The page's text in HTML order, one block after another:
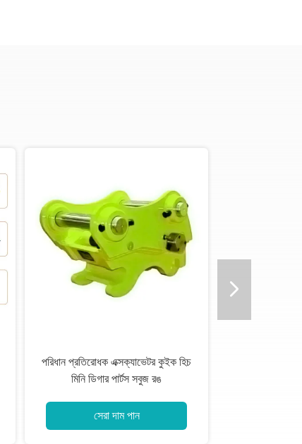
পরিধান প্রতিরোধক এক্সক্যাভেটর কুইক হিচ
মিনি ডিগার পার্টস সবুজ রঙ
সেরা দাম পান